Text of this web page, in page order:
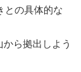
との具体的な
ら拠出しよう